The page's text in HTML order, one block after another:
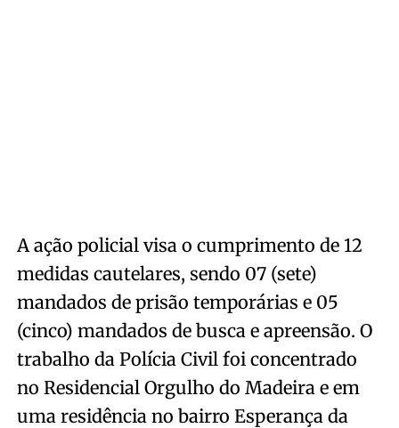
A ação policial visa o cumprimento de 12
medidas cautelares, sendo 07 (sete)
mandados de prisão temporárias e 05
(cinco) mandados de busca e apreensão. O
trabalho da Polícia Civil foi concentrado
no Residencial Orgulho do Madeira e em
uma residência no bairro Esperança da